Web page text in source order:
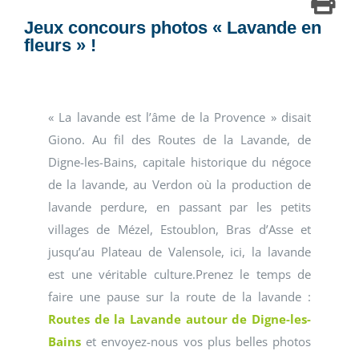
Jeux concours photos « Lavande en
fleurs » !
« La lavande est l’âme de la Provence » disait
Giono. Au fil des Routes de la Lavande, de
Digne-les-Bains, capitale historique du négoce
de la lavande, au Verdon où la production de
lavande perdure, en passant par les petits
villages de Mézel, Estoublon, Bras d’Asse et
jusqu’au Plateau de Valensole, ici, la lavande
est une véritable culture.Prenez le temps de
faire une pause sur la route de la lavande :
Routes de la Lavande autour de Digne-les-
Bains et envoyez-nous vos plus belles photos